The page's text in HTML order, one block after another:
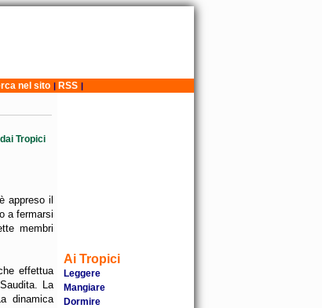
nel sito | RSS |
Tropici
appreso il
a fermarsi
membri
effettua
La
dinamica
Ai Tropici
Leggere
Mangiare
Dormire